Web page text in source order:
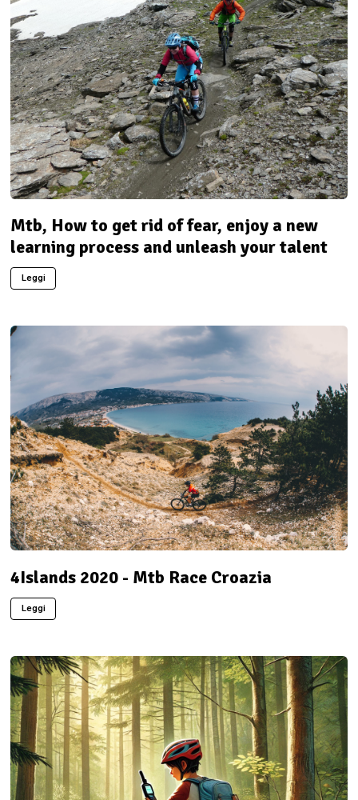
Mtb, How to get rid of fear, enjoy a new
learning process and unleash your talent
Leggi
4Islands 2020 - Mtb Race Croazia
Leggi